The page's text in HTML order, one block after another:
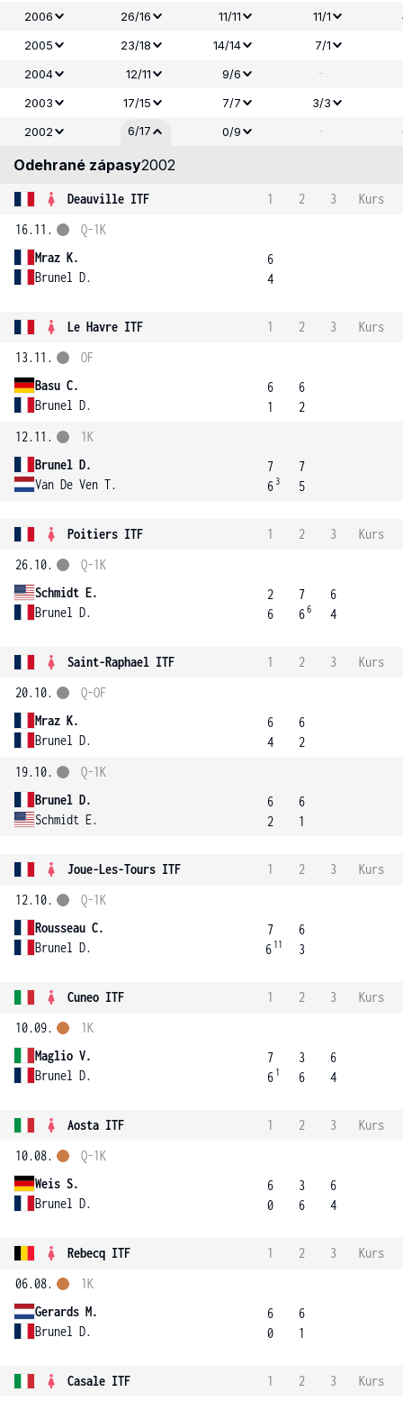
2006
26/16 11/11 11/1
2005
23/18 14/14 7/1
2004
12/11 9/6 -
2003
17/15 7/7 3/3
2002
6/17 0/9 -
Odehrané zápasy2002
Deauville ITF 1 2 3
Kurs
16.11.
Mraz K.
Brunel D.
Q-1K
6
4
Le Havre ITF 1 2 3
Kurs
13.11.
Basu C.
Brunel D.
OF
6
1
6
2
12.11.
Brunel D.
Van De Ven T.
1K
7
6 3
7
5
Poitiers ITF 1 2 3
Kurs
26.10.
Schmidt E.
Brunel D.
Q-1K
2
6
7
66
6
4
Saint-Raphael ITF 1 2 3
Kurs
20.10.
Mraz K.
Brunel D.
Q-OF
6
4
6
2
19.10.
Brunel D.
Schmidt E.
Q-1K
6
2
6
1
Joue-Les-Tours ITF 1 2 3
Kurs
12.10.
Rousseau C.
Brunel D.
Q-1K
7
6 11
6
3
Cuneo ITF 1 2 3
Kurs
10.09.
Maglio V.
Brunel D.
1K
7
6 1
3
6
6
4
Aosta ITF 1 2 3
Kurs
10.08.
Weis S.
Brunel D.
Q-1K
6
0
3
6
6
4
Rebecq ITF 1 2 3
Kurs
06.08.
Gerards M.
Brunel D.
1K
6
0
6
1
Casale ITF 1 2 3
Kurs